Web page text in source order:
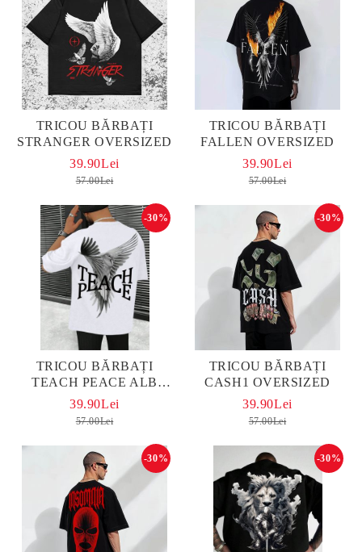
TRICOU BĂRBAȚI
STRANGER OVERSIZED
39.90Lei
57.00Lei
TRICOU BĂRBAȚI
FALLEN OVERSIZED
39.90Lei
57.00Lei
TRICOU BĂRBAȚI
TEACH PEACE ALB
OVERSIZED
-30%
39.90Lei
57.00Lei
TRICOU BĂRBAȚI
CASH1 OVERSIZED
-30%
39.90Lei
57.00Lei
-30% -30%